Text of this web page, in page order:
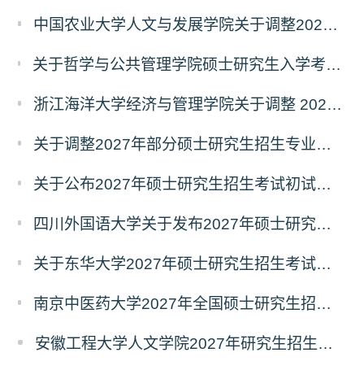
中国农业大学人文与发展学院关于调整2027年硕士研究生招生考试初试科目的通知
关于哲学与公共管理学院硕士研究生入学考试（初试） 考试科目及参考书目变更的通知（二）
浙江海洋大学经济与管理学院关于调整 2027年硕士研究生招生考试初试科目的公告
关于调整2027年部分硕士研究生招生专业初试考试科目的公告（持续更新中）
关于公布2027年硕士研究生招生考试初试自命题科目考试大纲的通知
四川外国语大学关于发布2027年硕士研究生招生考试自命题科目大纲的公告
关于东华大学2027年硕士研究生招生考试（初试）招生目录拟调整公告（一）
南京中医药大学2027年全国硕士研究生招生考试初试自命题科目考试内容及参考书目
安徽工程大学人文学院2027年研究生招生简章